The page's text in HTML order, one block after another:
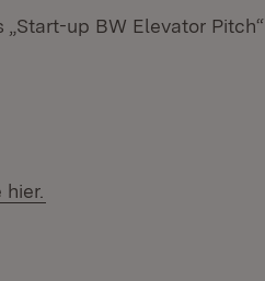
up BW Elevator Pitch“